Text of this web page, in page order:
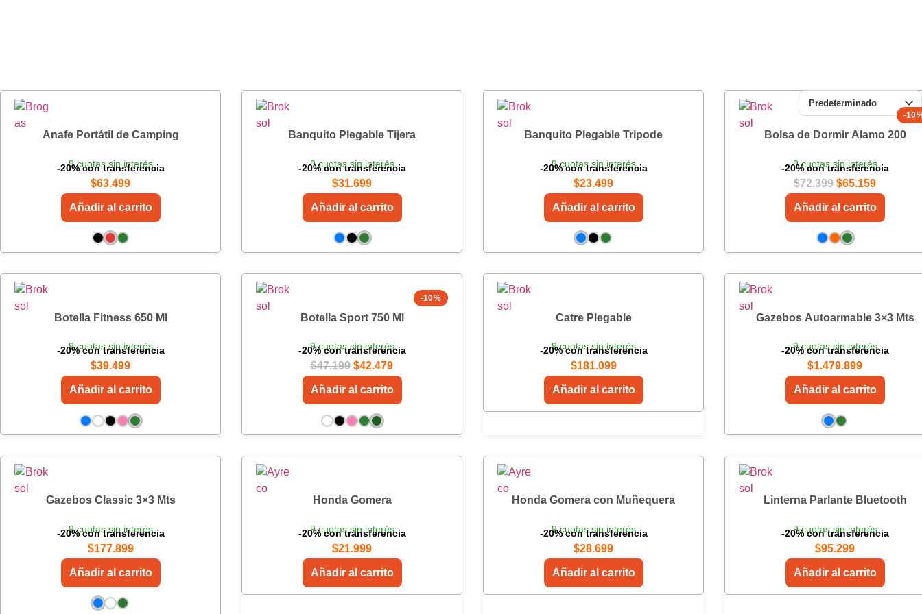
Anafe Portátil de Camping
9 cuotas sin interés
-20% con transferencia
$63.499
Añadir al carrito
Banquito Plegable Tijera
9 cuotas sin interés
-20% con transferencia
$31.699
Añadir al carrito
Banquito Plegable Tripode
9 cuotas sin interés
-20% con transferencia
$23.499
Añadir al carrito
-
Bolsa de Dormir Alamo 200
9 cuotas sin interés
-20% con transferencia
$72.399 $65.159
Añadir al carrito
Botella Fitness 650 Ml
9 cuotas sin interés
-20% con transferencia
$39.499
Añadir al carrito
-10%
Botella Sport 750 Ml
9 cuotas sin interés
-20% con transferencia
$47.199 $42.479
Añadir al carrito
Catre Plegable
9 cuotas sin interés
-20% con transferencia
$181.099
Añadir al carrito
Gazebos Autoarmable 3×3 Mts
9 cuotas sin interés
-20% con transferencia
$1.479.899
Añadir al carrito
Gazebos Classic 3×3 Mts
9 cuotas sin interés
-20% con transferencia
$177.899
Añadir al carrito
Honda Gomera
9 cuotas sin interés
-20% con transferencia
$21.999
Añadir al carrito
Honda Gomera con Muñequera
9 cuotas sin interés
-20% con transferencia
$28.699
Añadir al carrito
Linterna Parlante Bluetooth
9 cuotas sin interés
-20% con transferencia
$95.299
Añadir al carrito